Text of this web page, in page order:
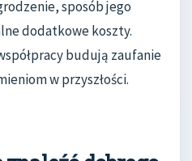
sposób jego
dodatkowe koszty.
budują zaufanie
w przyszłości.